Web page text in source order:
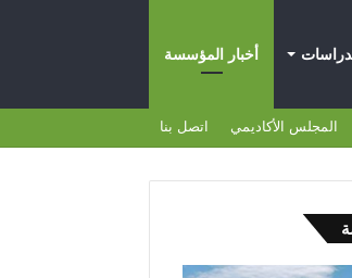
أخبار المؤسسة
المجلس الأكاديمي اتصل بنا